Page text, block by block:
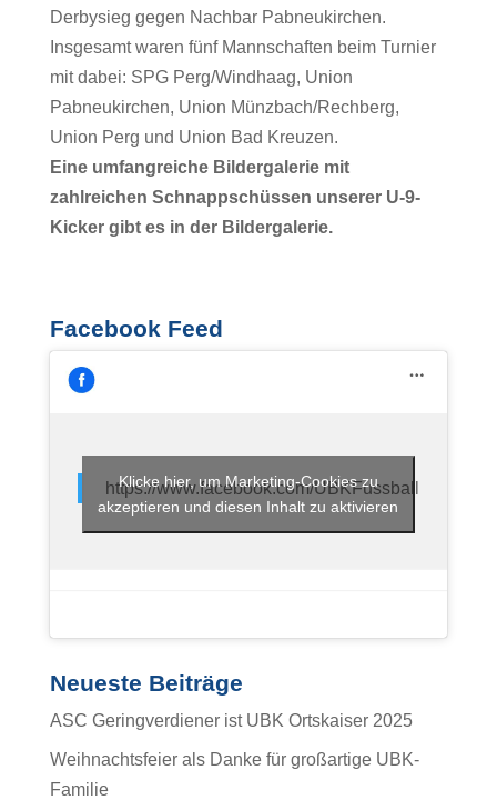
Derbysieg gegen Nachbar Pabneukirchen.
Insgesamt waren fünf Mannschaften beim Turnier
mit dabei: SPG Perg/Windhaag, Union
Pabneukirchen, Union Münzbach/Rechberg,
Union Perg und Union Bad Kreuzen.
Eine umfangreiche Bildergalerie mit
zahlreichen Schnappschüssen unserer U-9-
Kicker gibt es in der Bildergalerie.
Facebook Feed
https://www.facebook.com/UBKFussball
Klicke hier, um Marketing-Cookies zu
akzeptieren und diesen Inhalt zu aktivieren
Neueste Beiträge
ASC Geringverdiener ist UBK Ortskaiser 2025
Weihnachtsfeier als Danke für großartige UBK-
Familie